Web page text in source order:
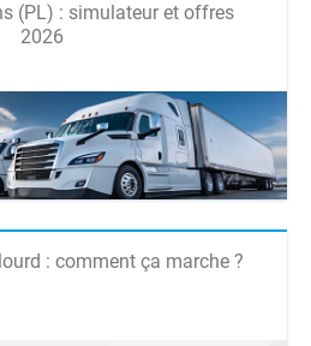
(PL) : simulateur et offres
2026
: comment ça marche ?